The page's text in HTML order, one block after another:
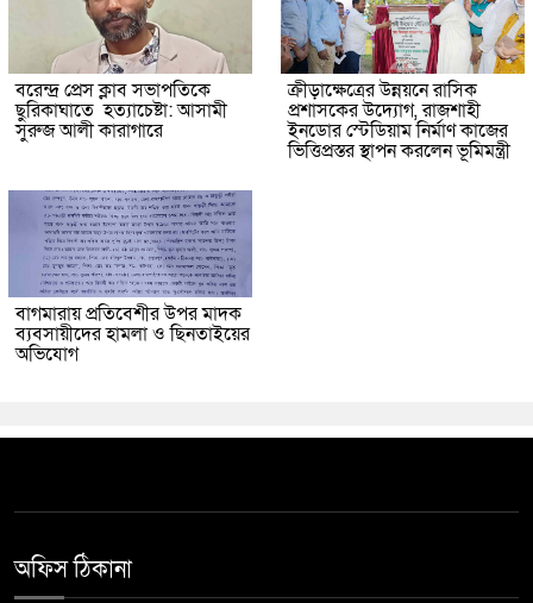
বরেন্দ্র প্রেস ক্লাব সভাপতিকে
ছুরিকাঘাতে হত্যাচেষ্টা: আসামী
সুরুজ আলী কারাগারে
ক্রীড়াক্ষেত্রের উন্নয়নে রাসিক
প্রশাসকের উদ্যোগ, রাজশাহী
ইনডোর স্টেডিয়াম নির্মাণ কাজের
ভিত্তিপ্রস্তর স্থাপন করলেন ভূমিমন্ত্রী
বাগমারায় প্রতিবেশীর উপর মাদক
ব্যবসায়ীদের হামলা ও ছিনতাইয়ের
অভিযোগ
অফিস ঠিকানা